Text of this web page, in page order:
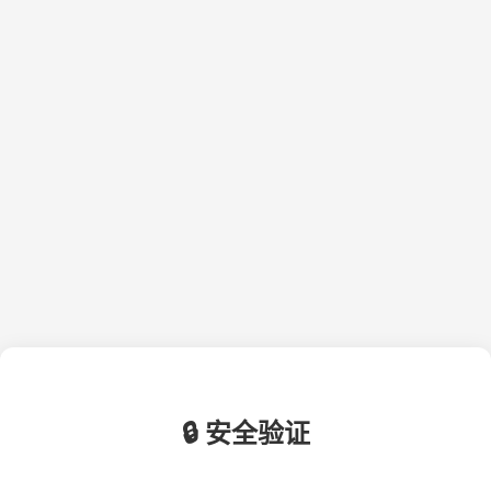
🔒 安全验证